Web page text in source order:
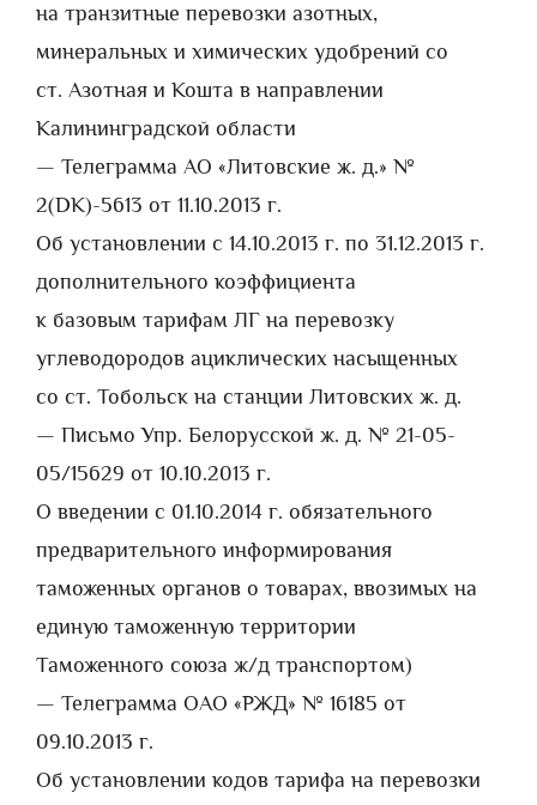
на транзитные перевозки азотных,
минеральных и химических удобрений со
ст. Азотная и Кошта в направлении
Калининградской области
— Телеграмма АО «Литовские ж. д.» №
2(DK)-5613 от 11.10.2013 г.
Об установлении с 14.10.2013 г. по 31.12.2013 г.
дополнительного коэффициента
к базовым тарифам ЛГ на перевозку
углеводородов ациклических насыщенных
со ст. Тобольск на станции Литовских ж. д.
— Письмо Упр. Белорусской ж. д. № 21-05-
05/15629 от 10.10.2013 г.
О введении с 01.10.2014 г. обязательного
предварительного информирования
таможенных органов о товарах, ввозимых на
единую таможенную территории
Таможенного союза ж/д транспортом)
— Телеграмма ОАО «РЖД» № 16185 от
09.10.2013 г.
Об установлении кодов тарифа на перевозки